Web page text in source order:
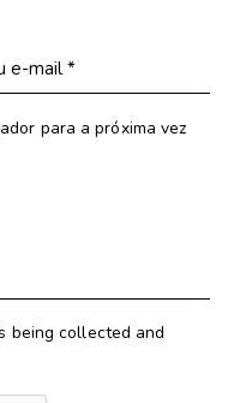
para a próxima vez
being collected and